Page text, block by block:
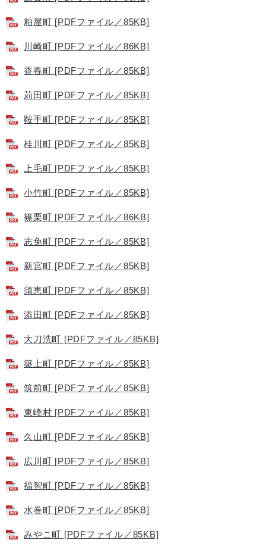
粕屋町 [PDFファイル／85KB]
川崎町 [PDFファイル／86KB]
香春町 [PDFファイル／85KB]
苅田町 [PDFファイル／85KB]
鞍手町 [PDFファイル／85KB]
桂川町 [PDFファイル／85KB]
上毛町 [PDFファイル／85KB]
小竹町 [PDFファイル／85KB]
篠栗町 [PDFファイル／86KB]
志免町 [PDFファイル／85KB]
新宮町 [PDFファイル／85KB]
須恵町 [PDFファイル／85KB]
添田町 [PDFファイル／85KB]
大刀洗町 [PDFファイル／85KB]
築上町 [PDFファイル／85KB]
筑前町 [PDFファイル／85KB]
東峰村 [PDFファイル／85KB]
久山町 [PDFファイル／85KB]
広川町 [PDFファイル／85KB]
福智町 [PDFファイル／85KB]
水巻町 [PDFファイル／85KB]
みやこ町 [PDFファイル／85KB]